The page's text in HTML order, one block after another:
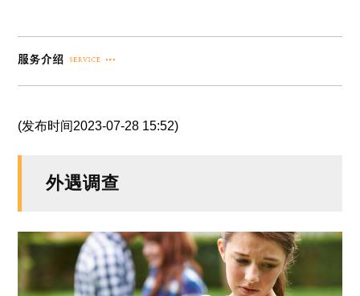
(发布时间2023-07-28 15:52)
外遇调查